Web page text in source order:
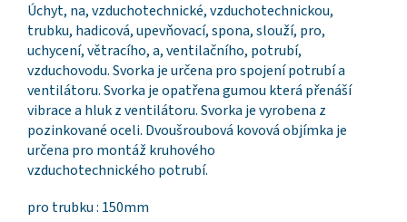
Úchyt, na, vzduchotechnické, vzduchotechnickou,
trubku, hadicová, upevňovací, spona, slouží, pro,
uchycení, větracího, a, ventilačního, potrubí,
vzduchovodu. Svorka je určena pro spojení potrubí a
ventilátoru. Svorka je opatřena gumou která přenáší
vibrace a hluk z ventilátoru. Svorka je vyrobena z
pozinkované oceli. Dvoušroubová kovová objímka je
určena pro montáž kruhového
vzduchotechnického potrubí.
pro trubku : 150mm